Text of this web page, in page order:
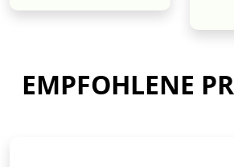
EMPFOHLENE